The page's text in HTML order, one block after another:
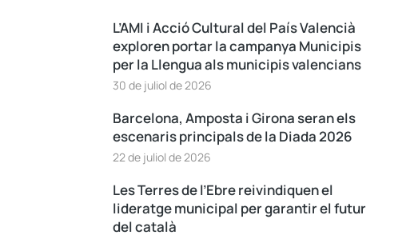
L’AMI i Acció Cultural del País Valencià
exploren portar la campanya Municipis
per la Llengua als municipis valencians
30 de juliol de 2026
Barcelona, Amposta i Girona seran els
escenaris principals de la Diada 2026
22 de juliol de 2026
Les Terres de l’Ebre reivindiquen el
lideratge municipal per garantir el futur
del català